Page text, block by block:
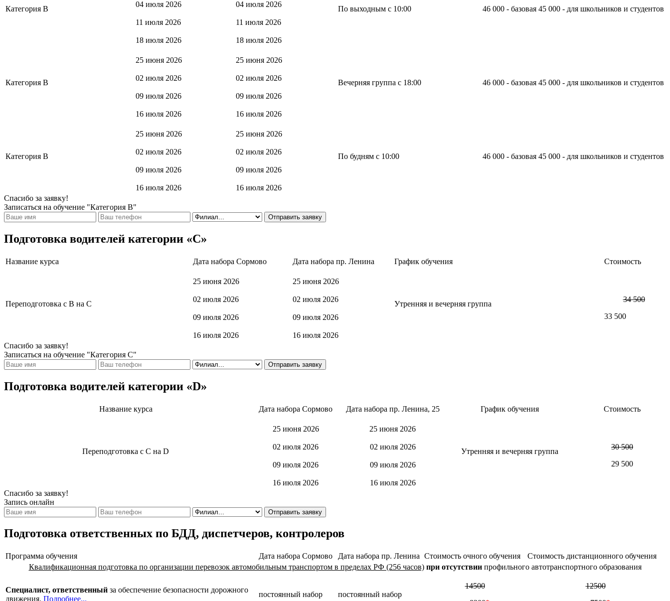
Категория В
04 июля 2026
11 июля 2026
18 июля 2026
04 июля 2026
11 июля 2026
18 июля 2026
По выходным с 10:00 46 000 - базовая 45 000 - для школьников и студентов
Категория В
25 июня 2026
02 июля 2026
09 июля 2026
16 июля 2026
25 июня 2026
02 июля 2026
09 июля 2026
16 июля 2026
Вечерняя группа с 18:00 46 000 - базовая 45 000 - для школьников и студентов
Категория В
25 июня 2026
02 июля 2026
09 июля 2026
16 июля 2026
25 июня 2026
02 июля 2026
09 июля 2026
16 июля 2026
По будням с 10:00 46 000 - базовая 45 000 - для школьников и студентов
Спасибо за заявку!
Записаться на обучение "Категория В"
Отправить заявку
Подготовка водителей категории «С»
Название курса Дата набора Сормово Дата набора пр. Ленина График обучения Стоимость
Переподготовка с В на С
25 июня 2026
02 июля 2026
09 июля 2026
16 июля 2026
25 июня 2026
02 июля 2026
09 июля 2026
16 июля 2026
Утренняя и вечерняя группа
34 500
33 500
Спасибо за заявку!
Записаться на обучение "Категория С"
Отправить заявку
Подготовка водителей категории «D»
Название курса Дата набора Сормово Дата набора пр. Ленина, 25 График обучения Стоимость
Переподготовка с С на D
25 июня 2026
02 июля 2026
09 июля 2026
16 июля 2026
25 июня 2026
02 июля 2026
09 июля 2026
16 июля 2026
Утренняя и вечерняя группа
30 500
29 500
Спасибо за заявку!
Запись онлайн
Отправить заявку
Подготовка ответственных по БДД, диспетчеров, контролеров
Программа обучения Дата набора Сормово Дата набора пр. Ленина Стоимость очного обучения
Стоимость дистанционного обучения
Квалификационная подготовка по организации перевозок автомобильным транспортом в пределах РФ (256 часов) при отсутствиипрофильного автотранспортного образования
Специалист, ответственный за обеспечение безопасности дорожного
движения. Подробнее...
постоянный набор постоянный набор
14500
12500